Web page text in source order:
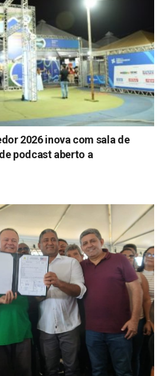
2026 inova com sala de
podcast aberto a